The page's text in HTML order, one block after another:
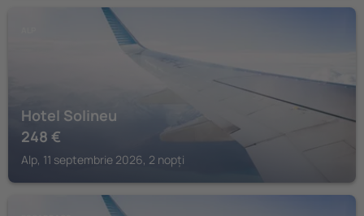
Hotel Solineu
248 €
Alp, 11 septembrie 2026, 2 nopți